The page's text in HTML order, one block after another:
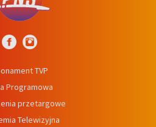
TVP
Programowa
przetargowe
Telewizyjna